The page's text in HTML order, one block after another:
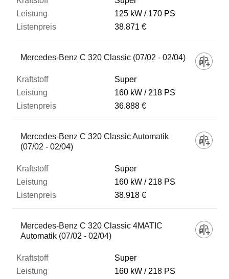
125 kW
170 PS
38.871 €
Mercedes-Benz C 320 Classic (07/02 - 02/04)
Super
160 kW
218 PS
36.888 €
Mercedes-Benz C 320 Classic Automatik
(07/02 - 02/04)
Super
160 kW
218 PS
38.918 €
Mercedes-Benz C 320 Classic 4MATIC
Automatik (07/02 - 02/04)
Super
160 kW
218 PS